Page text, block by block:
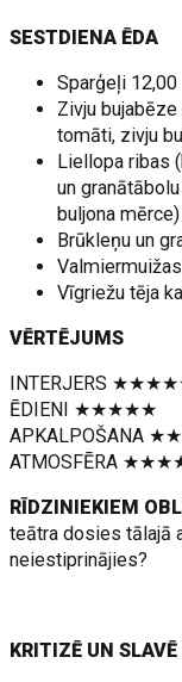
SESTDIENA ĒDA
Sparģeļi 12,00
Zivju
tomāti, zivju
Liellopa ribas
un
buljona
Brūkleņu un
Vīgriežu tēja
VĒRTĒJUMS
INTERJERS
ĒDIENI ★★★★★
APKALPOŠANA
ATMOSFĒRA
RĪDZINIEKIEM
teātra dosies tālajā
neiestiprinājies?
KRITIZĒ UN